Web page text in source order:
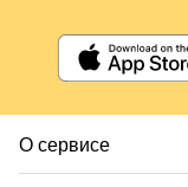
О сервисе